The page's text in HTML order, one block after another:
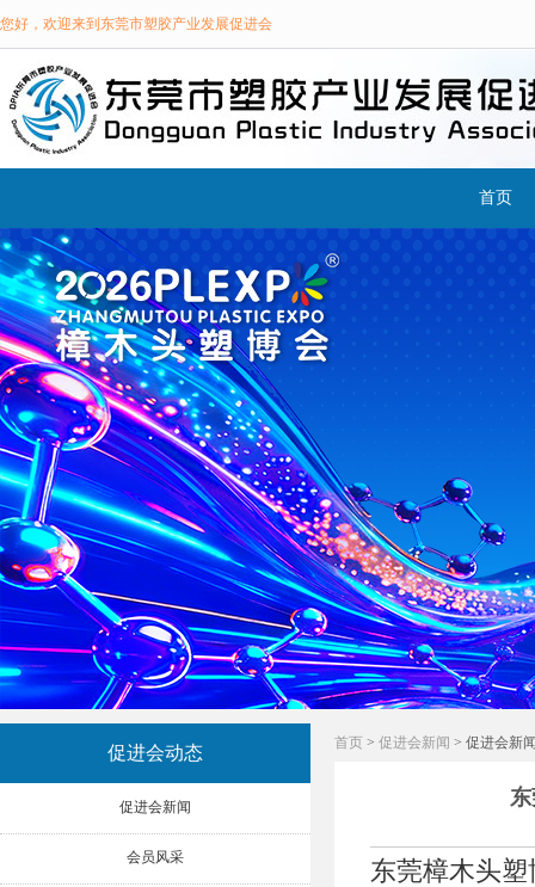
您好，欢迎来到东莞市塑胶产业发展促进会
首页
促进会动态
促进会新闻
会员风采
首页 > 促进会新闻 > 促进会新
东莞樟木头